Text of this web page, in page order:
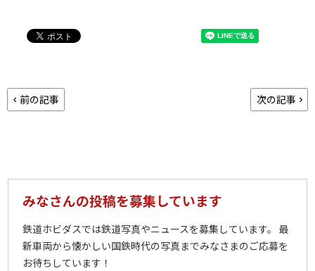
前の記事 次の記事
みなさんの投稿を募集しています
鉄道ホビダスでは鉄道写真やニュースを募集しています。 最
新車両から懐かしい国鉄時代の写真までみなさまのご応募を
お待ちしています！